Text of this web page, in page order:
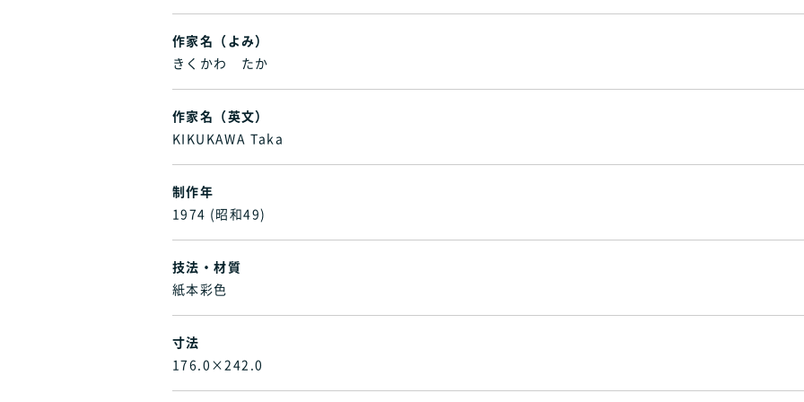
作家名（よみ）
きくかわ たか
作家名（英文）
KIKUKAWA Taka
制作年
1974 (昭和49)
技法・材質
紙本彩色
寸法
176.0×242.0